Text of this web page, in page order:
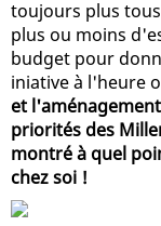
toujours plus
plus ou moins
budget pour
iniative à l'heure
et
priorités des
montré à quel
chez soi !